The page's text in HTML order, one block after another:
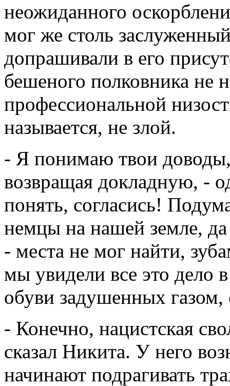
неожиданного
мог же столь
допрашивали в его
бешеного полковника не
профессиональной
называется, не злой.
- Я понимаю твои
возвращая докладную, -
понять, согласись!
немцы на нашей земле,
- места не мог найти,
мы увидели все это дело
обуви задушенных
- Конечно, нацистская
сказал Никита. У него
начинают подрагивать